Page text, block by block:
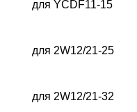
для YCDF11-15
для 2W12/21-25
для 2W12/21-32